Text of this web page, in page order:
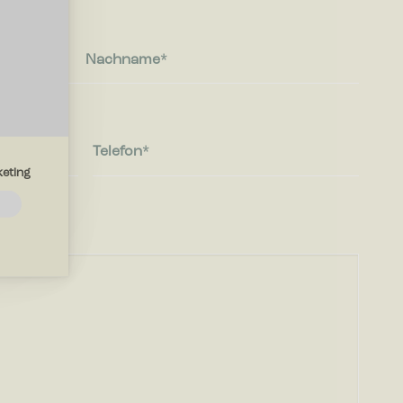
Nachname
Telefon